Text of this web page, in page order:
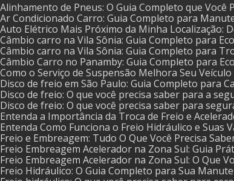
Alinhamento de Pneus: O Guia Completo que Você
Ar Condicionado Carro: Guia Completo para
Auto Elétrico Mais Próximo da Minha Localização:
Câmbio carro na Vila Sônia: Guia Completo para
Câmbio carro na Vila Sônia: Guia Completo para
Câmbio Carro no Panamby: Guia Completo para
Como o Serviço de Suspensão Melhora Seu Veículo
Disco de freio em São Paulo: Guia Completo para
Disco de freio: O que você precisa saber para a
Disco de freio: O que você precisa saber para
Entenda a Importância da Troca de Freio e
Entenda Como Funciona o Freio Hidráulico e Suas
Freio e Embreagem: Tudo O Que Você Precisa
Freio Embreagem Acelerador na Zona Sul: Guia
Freio Embreagem Acelerador na Zona Sul: O Que
Freio Hidráulico: O Guia Completo para Sua